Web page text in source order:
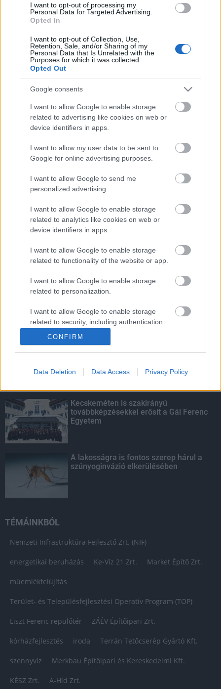
I want to opt-out of processing my
Personal Data for Targeted Advertising.
Opted In
I want to opt-out of Collection, Use,
Retention, Sale, and/or Sharing of my
Personal Data that Is Unrelated with the
Purposes for which it was collected.
Opted Out
Google consents
I want to allow Google to enable storage
related to advertising like cookies on web or
device identifiers in apps.
I want to allow my user data to be sent to
Google for online advertising purposes.
I want to allow Google to send me
personalized advertising.
I want to allow Google to enable storage
related to analytics like cookies on web or
device identifiers in apps.
I want to allow Google to enable storage
related to functionality of the website or app.
I want to allow Google to enable storage
related to personalization.
I want to allow Google to enable storage
related to security, including authentication
CONFIRM
Data Deletion Data Access Privacy Policy
HIRDETÉS
Nem az üres, hanem az okosan működő
épület energiatakarékos
Megérkezett az eső a Duna
vízgyűjtőjére
Idén több mint 130 ezer tonna
KIEMELT
Megérkezett az eső a Duna
Kecskeméten is szakirányú
továbbképzésekkel erősít a Gál Ferenc
Egyetem
A lakosságra is fontos szerep hárul a
szúnyoginvázió elkerülésében
TÉMÁINKBÓL
Nemzeti Infrastruktúra Fejlesztő Zrt. (NIF)
energetikai beruházás Ke-Víz 21 Zrt. Market Építő Zrt.
műemlékfelújítás
Terület- és Településfejlesztési Operatív Program (TOP)
Liszt Ferenc repülőtér ZÁÉV Építőipari Zrt.
kórházfejlesztés iroda Terrán Tetőcserép Gyártó Kft.
szennyvíz Merkbau Építőipari és Kereskedelmi Kft.
KÉSZ Zrt. A-Híd Zrt.